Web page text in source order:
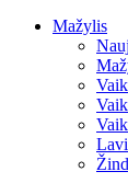
Mažylis